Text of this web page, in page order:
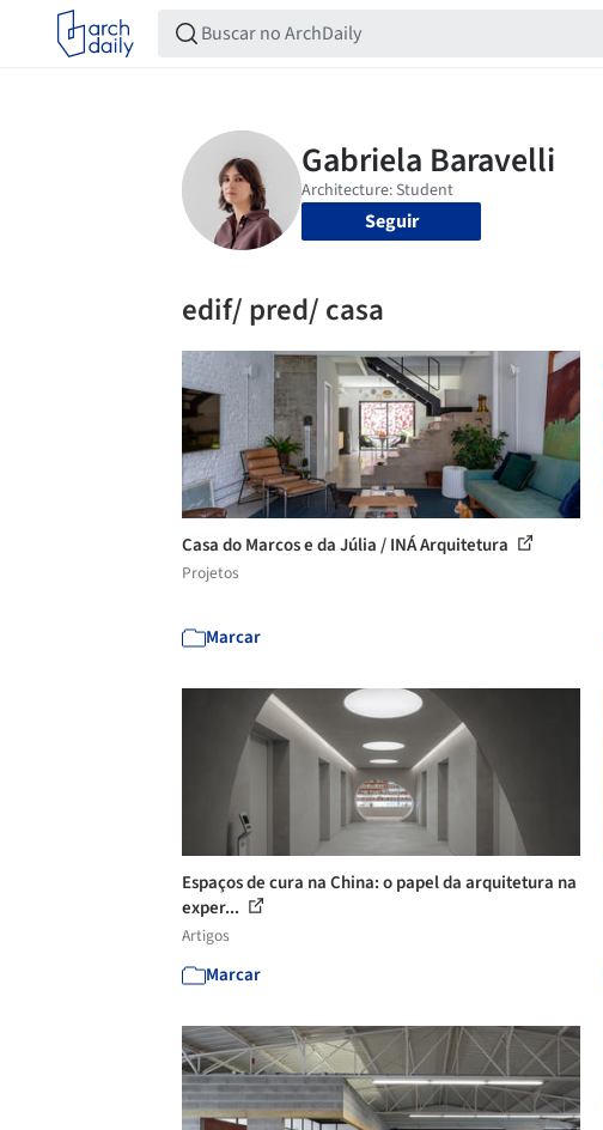
Seguir
edif/ pred/ casa
Casa do Marcos e da Júlia / INÁ Arquitetura
Projetos
Marcar
Espaços de cura na China: o papel da arquitetura na
exper...
Artigos
Marcar